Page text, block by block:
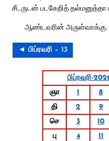
சீடருடன் படகேறித் தல்மனுத்தா
ஆண்டவரின் அருள்வாக்கு.
◄ பிப்ரவரி – 13
பிப்ரவரி-
ஞா
1 8
தி
2 9
செ
3 10
பு
4 11